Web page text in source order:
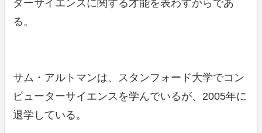
ターサイエンスに関する才能を表わすからであ
る。
サム・アルトマンは、スタンフォード大学でコン
ピューターサイエンスを学んでいるが、2005年に
退学している。